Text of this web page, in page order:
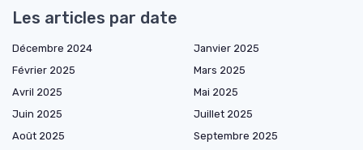
Les articles par date
Décembre 2024
Janvier 2025
Février 2025
Mars 2025
Avril 2025
Mai 2025
Juin 2025
Juillet 2025
Août 2025
Septembre 2025